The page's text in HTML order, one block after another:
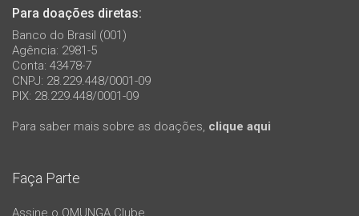
Para doações diretas:
Banco do Brasil (001)
Agência: 2981-5
Conta: 43478-7
CNPJ: 28.229.448/0001-09
PIX: 28.229.448/0001-09
Para saber mais sobre as doações, clique aqui
Faça Parte
Assine o OMUNGA Clube